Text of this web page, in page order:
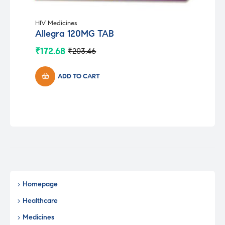
HIV Medicines
Allegra 120MG TAB
₹203.46
Original
was:
₹203.46.
₹172.68
Current
is:
₹172.68.ADD TO CART
Homepage
Healthcare
Medicines